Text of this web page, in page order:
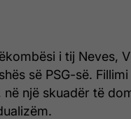
i tij Neves,
së PSG-së.
në një skuadër të